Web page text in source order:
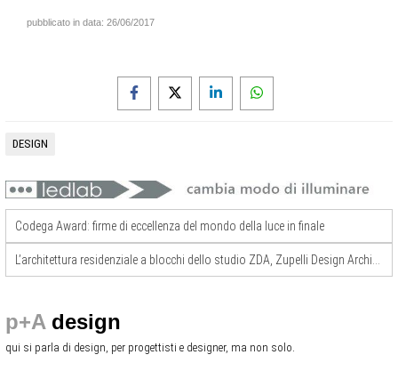
pubblicato in data: 26/06/2017
DESIGN
Codega Award: firme di eccellenza del mondo della luce in finale
L’architettura residenziale a blocchi dello studio ZDA, Zupelli Design Architettura
p+A design
qui si parla di design, per progettisti e designer, ma non solo.